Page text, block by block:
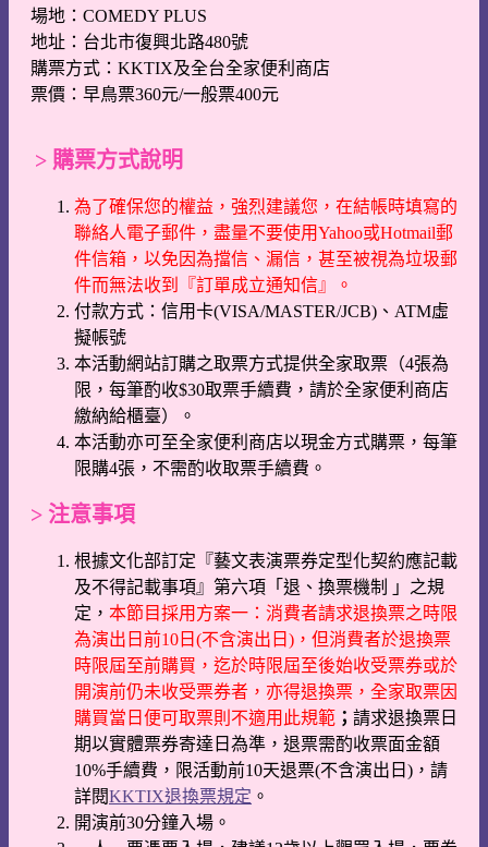
場地：COMEDY PLUS
地址：台北市復興北路480號
購票方式：KKTIX及全台全家便利商店
票價：早鳥票360元/一般票400元
> 購票方式說明
為了確保您的權益，強烈建議您，在結帳時填寫的
聯絡人電子郵件，盡量不要使用Yahoo或Hotmail郵
件信箱，以免因為擋信、漏信，甚至被視為垃圾郵
件而無法收到『訂單成立通知信』。
付款方式：信用卡(VISA/MASTER/JCB)、ATM虛
擬帳號
本活動網站訂購之取票方式提供全家取票（4張為
限，每筆酌收$30取票手續費，請於全家便利商店
繳納給櫃臺）。
本活動亦可至全家便利商店以現金方式購票，每筆
限購4張，不需酌收取票手續費。
> 注意事項
根據文化部訂定『藝文表演票券定型化契約應記載
及不得記載事項』第六項「退、換票機制 」之規
定， 本節目採用方案一：消費者請求退換票之時限
為演出日前10日(不含演出日)，但消費者於退換票
時限屆至前購買，迄於時限屆至後始收受票券或於
開演前仍未收受票券者，亦得退換票，全家取票因
購買當日便可取票則不適用此規範 ； 請求退換票日
期以實體票券寄達日為準，退票需酌收票面金額
10%手續費，限活動前10天退票(不含演出日)，請
詳閱KKTIX退換票規定 。
開演前30分鐘入場。